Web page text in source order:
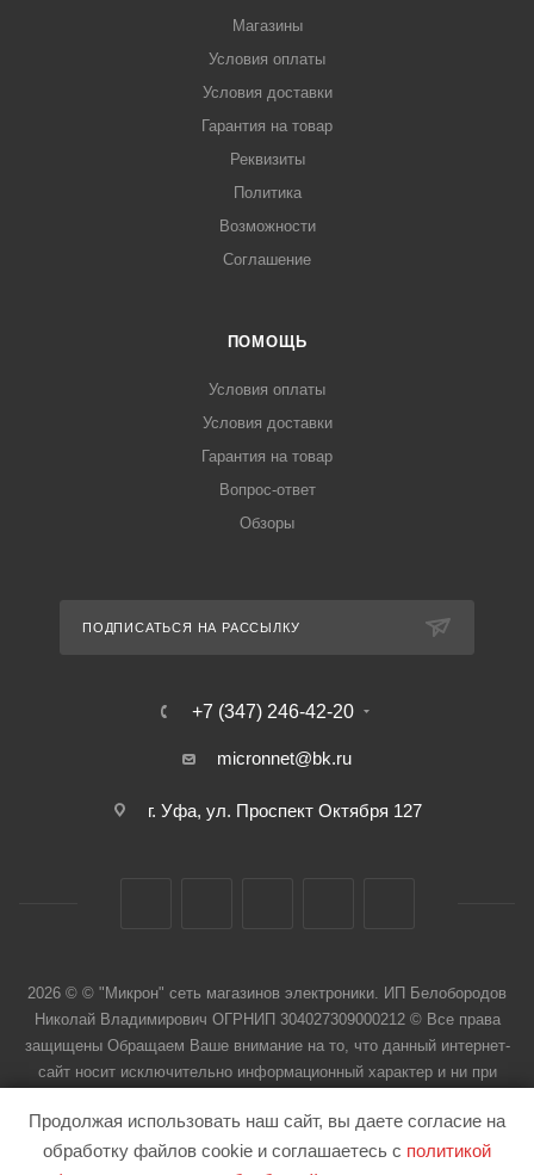
Магазины
Условия оплаты
Условия доставки
Гарантия на товар
Реквизиты
Политика
Возможности
Соглашение
ПОМОЩЬ
Условия оплаты
Условия доставки
Гарантия на товар
Вопрос-ответ
Обзоры
ПОДПИСАТЬСЯ НА РАССЫЛКУ
+7 (347) 246-42-20
micronnet@bk.ru
г. Уфа, ул. Проспект Октября 127
2026 © © "Микрон" сеть магазинов электроники. ИП Белобородов
Николай Владимирович ОГРНИП 304027309000212 © Все права
защищены Обращаем Ваше внимание на то, что данный интернет-
сайт носит исключительно информационный характер и ни при
Продолжая использовать наш сайт, вы даете согласие на
обработку файлов cookie и соглашаетесь с политикой